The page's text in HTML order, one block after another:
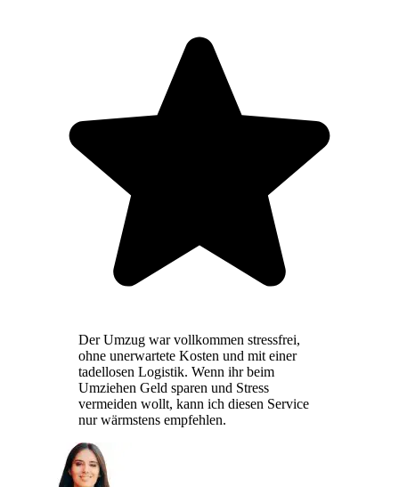
Der Umzug war vollkommen stressfrei,
ohne unerwartete Kosten und mit einer
tadellosen Logistik. Wenn ihr beim
Umziehen Geld sparen und Stress
vermeiden wollt, kann ich diesen Service
nur wärmstens empfehlen.